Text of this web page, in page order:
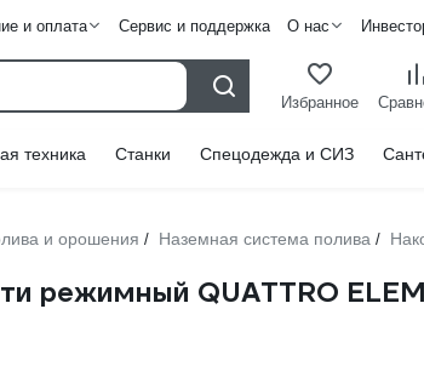
и оплата Сервис и поддержка О нас
Избранное
техника Станки Спецодежда и СИЗ
и орошения / Наземная система полива /
режимный QUATTRO